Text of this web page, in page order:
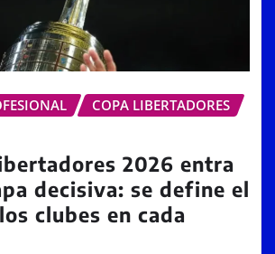
COPA LIBERTADORES
2026 entra
decisiva: se define el
clubes en cada